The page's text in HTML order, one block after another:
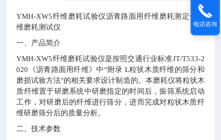
YMH-XW5纤维磨耗试验仪沥青路面用纤维磨耗测定仪纤
维磨耗测试仪
一、产品简介
YMH-XW5纤维磨耗试验仪是按照交通行业标准JT/T533-2
020 《沥青路面用纤维》中“附录 L粒状木质纤维的筛分和
磨损试验方法"的相关要求设计制造的。本磨耗仪将粒状木
质纤维置于研磨系统中研磨指定的时间后，振筛系统启动
工作，对研磨后的纤维进行筛分，进而完成对粒状木质纤
维研磨筛分后的质量分析。
二、技术参数
电话咨询